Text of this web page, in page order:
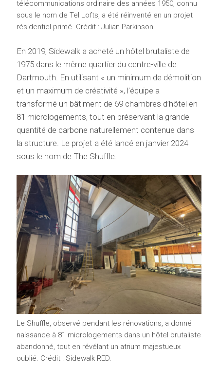
télécommunications ordinaire des années 1950, connu
sous le nom de Tel Lofts, a été réinventé en un projet
résidentiel primé. Crédit : Julian Parkinson.
En 2019, Sidewalk a acheté un hôtel brutaliste de
1975 dans le même quartier du centre-ville de
Dartmouth. En utilisant « un minimum de démolition
et un maximum de créativité », l’équipe a
transformé un bâtiment de 69 chambres d’hôtel en
81 micrologements, tout en préservant la grande
quantité de carbone naturellement contenue dans
la structure. Le projet a été lancé en janvier 2024
sous le nom de The Shuffle.
Le Shuffle, observé pendant les rénovations, a donné
naissance à 81 micrologements dans un hôtel brutaliste
abandonné, tout en révélant un atrium majestueux
oublié. Crédit : Sidewalk RED.